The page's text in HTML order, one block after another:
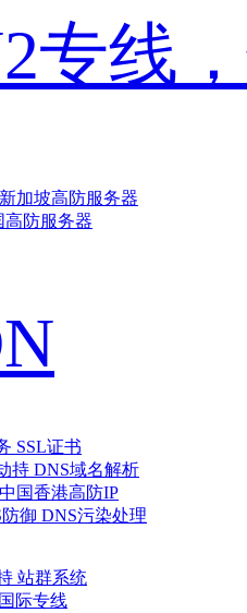
专线
新加坡高防服务器
高防服务器
SSL证书
持 DNS域名解析
中国香港高防IP
御 DNS污染处理
站群系统
国际专线